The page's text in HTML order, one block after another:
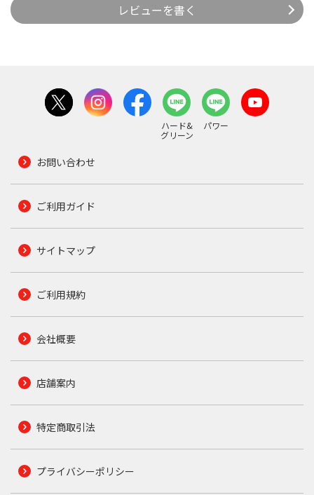
レビューを書く
ハード&
グリーン
パワー
お問い合わせ
ご利用ガイド
サイトマップ
ご利用規約
会社概要
店舗案内
特定商取引法
プライバシーポリシー